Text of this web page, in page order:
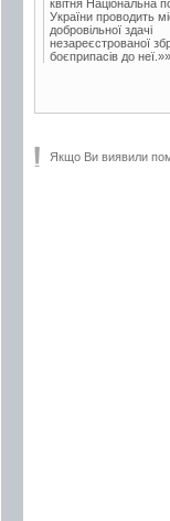
квітня Національна
України проводить
добровільної здачі
незареєстрованої
боєприпасів до неї.»»
Якщо Ви виявили